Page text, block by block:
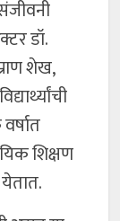
डॉ.
शेख,
शिक्षण